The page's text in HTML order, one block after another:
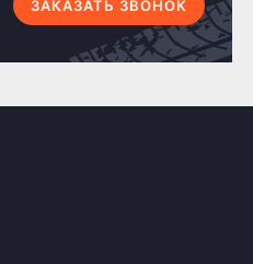
и обеспечить
по всей России всеми
(ПЭК, Деловые
и др.)
ЗАКАЗАТЬ ЗВОНОК